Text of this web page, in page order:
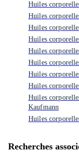
Huiles
Huiles
Huiles
Huiles
Huiles
Huiles
Huiles
Huiles
Huiles
Kaufmann
Huiles
Recherches